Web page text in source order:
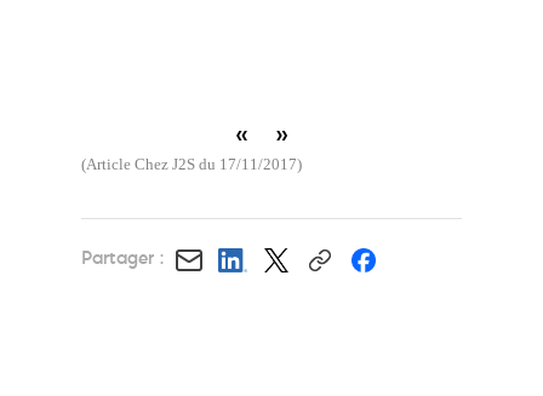
« »
(Article Chez J2S du 17/11/2017)
Partager :